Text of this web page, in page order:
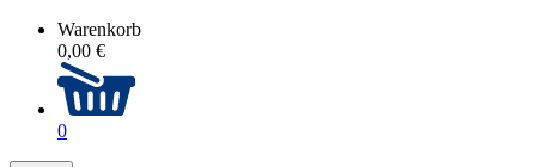
Warenkorb
0,00 €
0